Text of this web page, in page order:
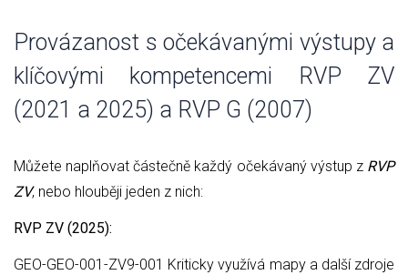
Provázanost s očekávanými výstupy a
klíčovými kompetencemi RVP ZV
(2021 a 2025) a RVP G (2007)
Můžete naplňovat částečně každý očekávaný výstup z RVP
ZV, nebo hlouběji jeden z nich:
RVP ZV (2025):
GEO-GEO-001-ZV9-001 Kriticky využívá mapy a další zdroje